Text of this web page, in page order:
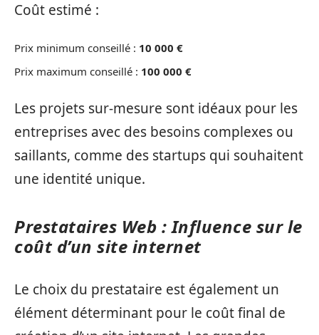
Coût estimé :
Prix minimum conseillé : 10 000 €
Prix maximum conseillé : 100 000 €
Les projets sur-mesure sont idéaux pour les
entreprises avec des besoins complexes ou
saillants, comme des startups qui souhaitent
une identité unique.
Prestataires Web : Influence sur le
coût d’un site internet
Le choix du prestataire est également un
élément déterminant pour le coût final de